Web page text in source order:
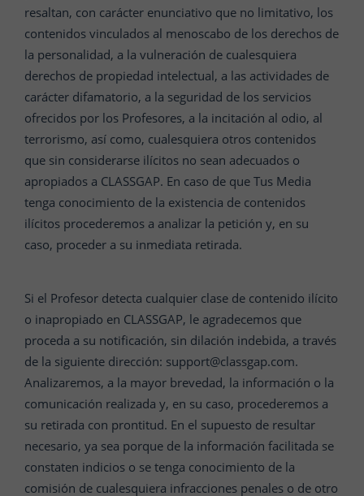
resaltan, con carácter enunciativo que no limitativo, los
contenidos vinculados al menoscabo de los derechos de
la personalidad, a la vulneración de cualesquiera
derechos de propiedad intelectual, a las actividades de
carácter difamatorio, a la seguridad de los servicios
ofrecidos por los Profesores, a la incitación al odio, al
terrorismo, así como, cualesquiera otros contenidos
que sin considerarse ilícitos no sean adecuados o
apropiados a CLASSGAP. En caso de que Tus Media
tenga conocimiento de la existencia de contenidos
ilícitos procederemos a analizar la petición y, en su
caso, proceder a su inmediata retirada.
Si el Profesor detecta cualquier clase de contenido ilícito
o inapropiado en CLASSGAP, le agradecemos que
proceda a su notificación, sin dilación indebida, a través
de la siguiente dirección: support@classgap.com.
Analizaremos, a la mayor brevedad, la información o la
comunicación realizada y, en su caso, procederemos a
su retirada con prontitud. En el supuesto de resultar
necesario, ya sea porque de la información facilitada se
constaten indicios o se tenga conocimiento de la
comisión de cualesquiera infracciones penales o de otro